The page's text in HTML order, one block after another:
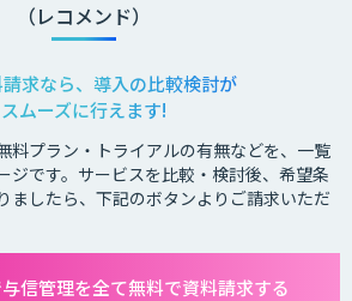
（レコメンド）
求なら、導入の比較検討が
スムーズに行えます!
料プラン・トライアルの有無などを、一覧
ジです。サービスを比較・検討後、希望条
ましたら、下記のボタンよりご請求いただ
信管理を全て無料で資料請求する